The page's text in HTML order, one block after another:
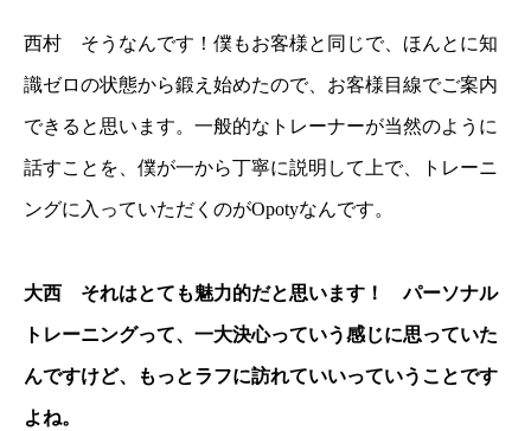
西村 そうなんです！僕もお客様と同じで、ほんとに知
識ゼロの状態から鍛え始めたので、お客様目線でご案内
できると思います。一般的なトレーナーが当然のように
話すことを、僕が一から丁寧に説明して上で、トレーニ
ングに入っていただくのがOpotyなんです。
大西 それはとても魅力的だと思います！ パーソナル
トレーニングって、一大決心っていう感じに思っていた
んですけど、もっとラフに訪れていいっていうことです
よね。